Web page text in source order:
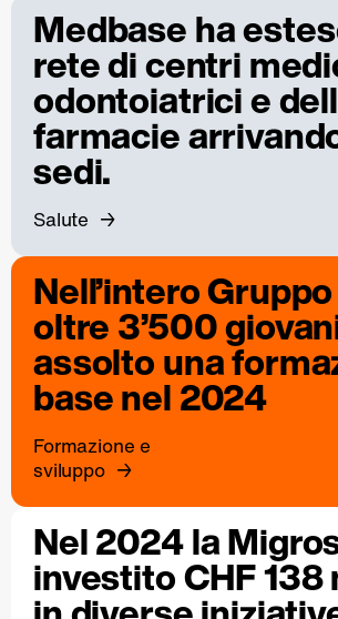
Medbase ha
rete di centri
odontoiatrici e
farmacie
sedi.
Salute
Nell’intero
oltre 3’500
assolto una
base nel 2024
Formazione e
sviluppo
Nel 2024 la
investito CHF 138